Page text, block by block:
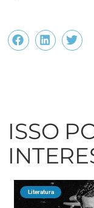
ISSO
Literatura